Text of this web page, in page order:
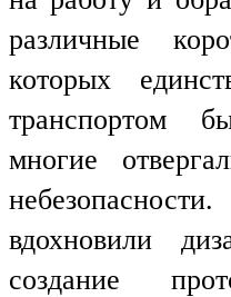
различные
которых
транспортом
многие
вдохновили
создание